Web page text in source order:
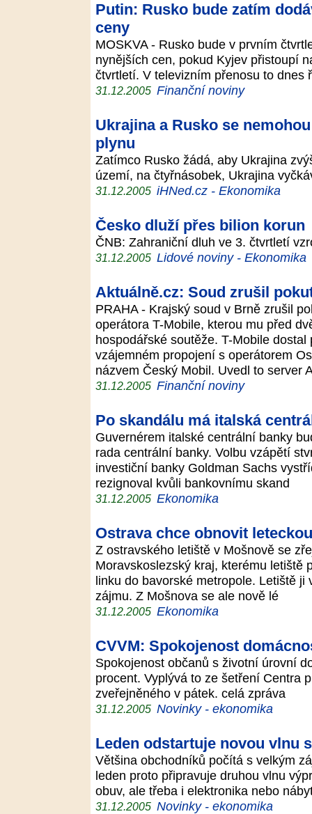
Putin: Rusko bude zatím
ceny
MOSKVA - Rusko bude v prvním
nynějších cen, pokud Kyjev přistoupí
čtvrtletí. V televizním přenosu to
31.12.2005 Finanční noviny
Ukrajina a Rusko se
plynu
Zatímco Rusko žádá, aby Ukrajina
území, na čtyřnásobek, Ukrajina
31.12.2005 iHNed.cz - Ekonomika
Česko dluží přes bilion korun
ČNB: Zahraniční dluh ve 3. čtvrtletí
31.12.2005 Lidové noviny - Ekonomika
Aktuálně.cz: Soud zrušil
PRAHA - Krajský soud v Brně zrušil
operátora T-Mobile, kterou mu před
hospodářské soutěže. T-Mobile
vzájemném propojení s operátorem
názvem Český Mobil. Uvedl to server
31.12.2005 Finanční noviny
Po skandálu má italská
Guvernérem italské centrální banky
rada centrální banky. Volbu vzápětí
investiční banky Goldman Sachs
rezignoval kvůli bankovnímu skand
31.12.2005 Ekonomika
Ostrava chce obnovit
Z ostravského letiště v Mošnově se
Moravskoslezský kraj, kterému letiště
linku do bavorské metropole. Letiště
zájmu. Z Mošnova se ale nově lé
31.12.2005 Ekonomika
CVVM: Spokojenost
Spokojenost občanů s životní úrovní
procent. Vyplývá to ze šetření Centra
zveřejněného v pátek. celá zpráva
31.12.2005 Novinky - ekonomika
Leden odstartuje novou vlnu
Většina obchodníků počítá s velkým
leden proto připravuje druhou vlnu
obuv, ale třeba i elektronika nebo
31.12.2005 Novinky - ekonomika